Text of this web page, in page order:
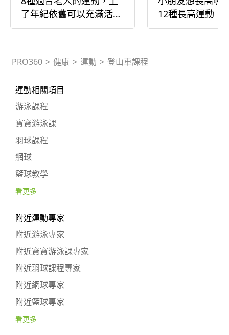
了年紀依舊可以充滿活
力、身體健康
12種長高運動！
PRO360 > 健康 > 運動 > 登山車課程
運動相關項目
游泳課程
寶寶游泳課
羽球課程
網球
籃球教學
看更多
附近運動專家
附近游泳專家
附近寶寶游泳課專家
附近羽球課程專家
附近網球專家
附近籃球專家
看更多